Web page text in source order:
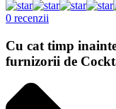
0 recenzii
Cu cat timp
furnizorii de